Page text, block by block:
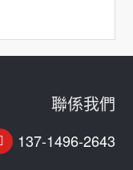
聯係我們
137-1496-2643